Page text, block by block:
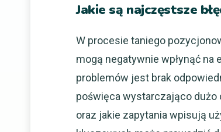
Jakie są najczęstsze
W procesie taniego
mogą negatywnie wpłynąć na
problemów jest brak
poświęca wystarczająco dużo
oraz jakie zapytania wpisują